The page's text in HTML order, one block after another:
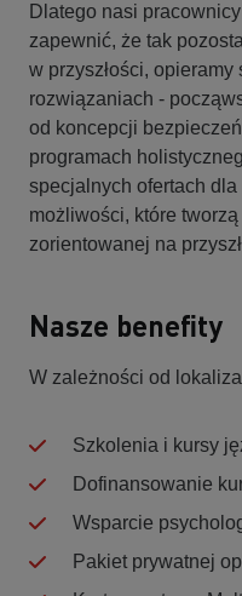
Dlatego nasi
zapewnić, że tak
w przyszłości,
rozwiązaniach -
od koncepcji
programach
specjalnych ofertach
możliwości, które
zorientowanej na
Nasze benefity
W zależności od
Szkolenia i kursy
Dofinansowanie
Wsparcie
Pakiet prywatnej